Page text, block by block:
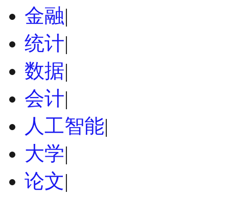
金融|
统计|
数据|
会计|
人工智能|
大学|
论文|